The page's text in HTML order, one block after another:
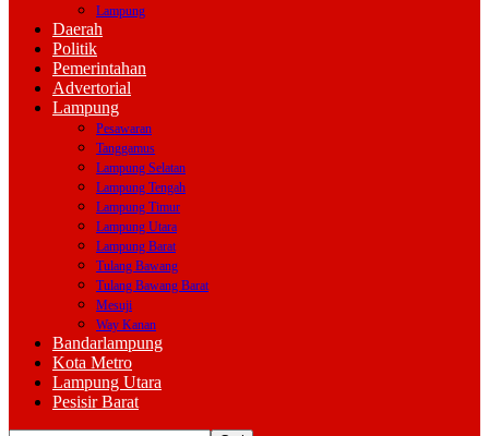
Lampung
Daerah
Politik
Pemerintahan
Advertorial
Lampung
Pesawaran
Tanggamus
Lampung Selatan
Lampung Tengah
Lampung Timur
Lampung Utara
Lampung Barat
Tulang Bawang
Tulang Bawang Barat
Mesuji
Way Kanan
Bandarlampung
Kota Metro
Lampung Utara
Pesisir Barat